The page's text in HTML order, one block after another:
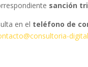
sanción
en el teléfono de